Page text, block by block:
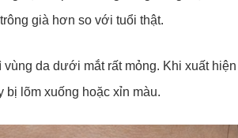
già hơn so với tuổi thật.
da dưới mắt rất mỏng. Khi xuất
bị lõm xuống hoặc xỉn màu.